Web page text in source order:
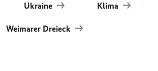
Ukraine Klima
Weimarer Dreieck